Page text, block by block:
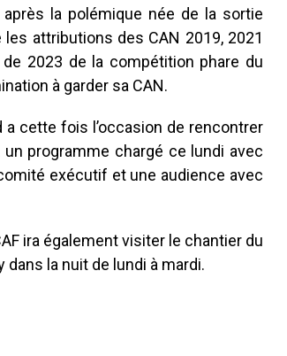
la polémique née de la sortie
attributions des CAN 2019, 2021
de 2023 de la compétition phare du
à garder sa CAN.
a cette fois l’occasion de rencontrer
programme chargé ce lundi avec
exécutif et une audience avec
ira également visiter le chantier du
la nuit de lundi à mardi.